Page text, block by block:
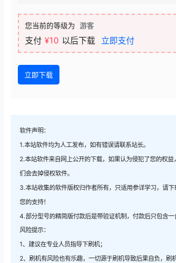
您当前的等级为 游客
支付 ¥10 以后下载 立即支付
立即下载
软件声明：
1.本站软件均为人工发布，如有错误请联系站长。
2.本站软件来自网上公开的下载，如果认为侵犯了您的权
们会去掉侵权软件。
3.本站收集的软件版权归作者所有，只适用参详学习，请
您的支持！
4.部分型号的精简版付款后是带验证机制，付款后只包含一
风险提示：
1、建议在专业人员指导下刷机；
2、刷机有风险也有乐趣，一切源于刷机导致后果自负，刷